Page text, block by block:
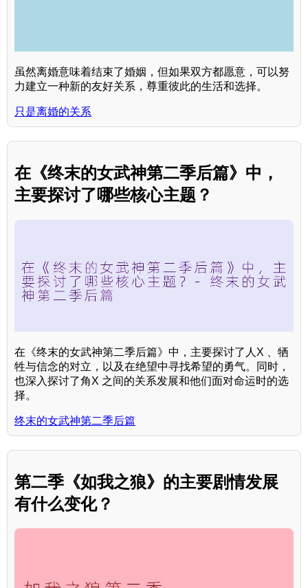
虽然离婚意味着结束了婚姻，但如果双方都愿意，可以努
力建立一种新的友好关系，尊重彼此的生活和选择。
只是离婚的关系
在《终末的女武神第二季后篇》中，
主要探讨了哪些核心主题？
在《终末的女武神第二季后篇》中，主要探讨了人X 、牺
牲与信念的对立，以及在绝望中寻找希望的勇气。同时，
也深入探讨了角X 之间的关系发展和他们面对命运时的选
择。
终末的女武神第二季后篇
第二季《如我之狼》的主要剧情发展
有什么变化？